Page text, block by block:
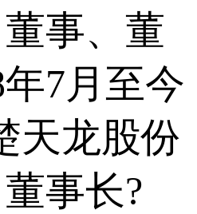
事、董
7月至今
天龙股份
事长?